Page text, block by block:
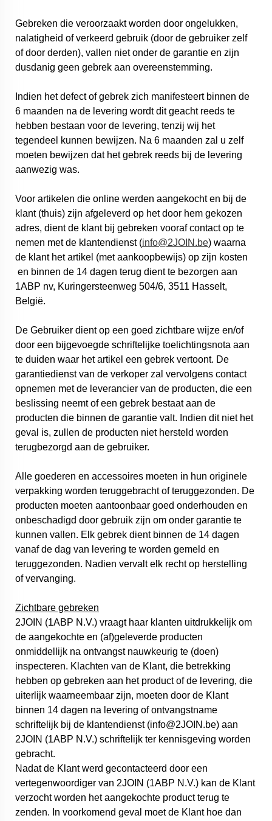
Gebreken die veroorzaakt worden door ongelukken,
nalatigheid of verkeerd gebruik (door de gebruiker zelf
of door derden), vallen niet onder de garantie en zijn
dusdanig geen gebrek aan overeenstemming.
Indien het defect of gebrek zich manifesteert binnen de
6 maanden na de levering wordt dit geacht reeds te
hebben bestaan voor de levering, tenzij wij het
tegendeel kunnen bewijzen. Na 6 maanden zal u zelf
moeten bewijzen dat het gebrek reeds bij de levering
aanwezig was.
Voor artikelen die online werden aangekocht en bij de
klant (thuis) zijn afgeleverd op het door hem gekozen
adres, dient de klant bij gebreken vooraf contact op te
nemen met de klantendienst (info@2JOIN.be) waarna
de klant het artikel (met aankoopbewijs) op zijn kosten
en binnen de 14 dagen terug dient te bezorgen aan
1ABP nv, Kuringersteenweg 504/6, 3511 Hasselt,
België.
De Gebruiker dient op een goed zichtbare wijze en/of
door een bijgevoegde schriftelijke toelichtingsnota aan
te duiden waar het artikel een gebrek vertoont. De
garantiedienst van de verkoper zal vervolgens contact
opnemen met de leverancier van de producten, die een
beslissing neemt of een gebrek bestaat aan de
producten die binnen de garantie valt. Indien dit niet het
geval is, zullen de producten niet hersteld worden
terugbezorgd aan de gebruiker.
Alle goederen en accessoires moeten in hun originele
verpakking worden teruggebracht of teruggezonden. De
producten moeten aantoonbaar goed onderhouden en
onbeschadigd door gebruik zijn om onder garantie te
kunnen vallen. Elk gebrek dient binnen de 14 dagen
vanaf de dag van levering te worden gemeld en
teruggezonden. Nadien vervalt elk recht op herstelling
of vervanging.
Zichtbare gebreken
2JOIN (1ABP N.V.) vraagt haar klanten uitdrukkelijk om
de aangekochte en (af)geleverde producten
onmiddellijk na ontvangst nauwkeurig te (doen)
inspecteren. Klachten van de Klant, die betrekking
hebben op gebreken aan het product of de levering, die
uiterlijk waarneembaar zijn, moeten door de Klant
binnen 14 dagen na levering of ontvangstname
schriftelijk bij de klantendienst (info@2JOIN.be) aan
2JOIN (1ABP N.V.) schriftelijk ter kennisgeving worden
gebracht.
Nadat de Klant werd gecontacteerd door een
vertegenwoordiger van 2JOIN (1ABP N.V.) kan de Klant
verzocht worden het aangekochte product terug te
zenden. In voorkomend geval moet de Klant hoe dan